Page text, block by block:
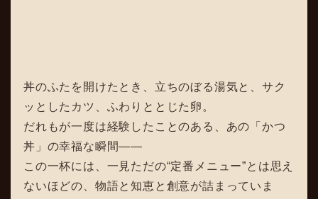
丼のふたを開けたとき、立ちのぼる湯気と、サク
ッとしたカツ、ふわりととじた卵。
だれもが一度は経験したことのある、あの「かつ
丼」の幸福な瞬間――
この一杯には、一見ただの“定番メニュー”とは思え
ないほどの、物語と知恵と創意が詰まっていま